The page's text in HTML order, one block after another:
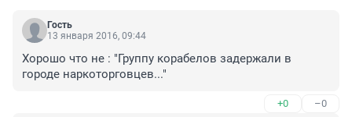
Гость
13 января 2016, 09:44
Хорошо что не : "Группу корабелов задержали в
городе наркоторговцев..."
+0 –0